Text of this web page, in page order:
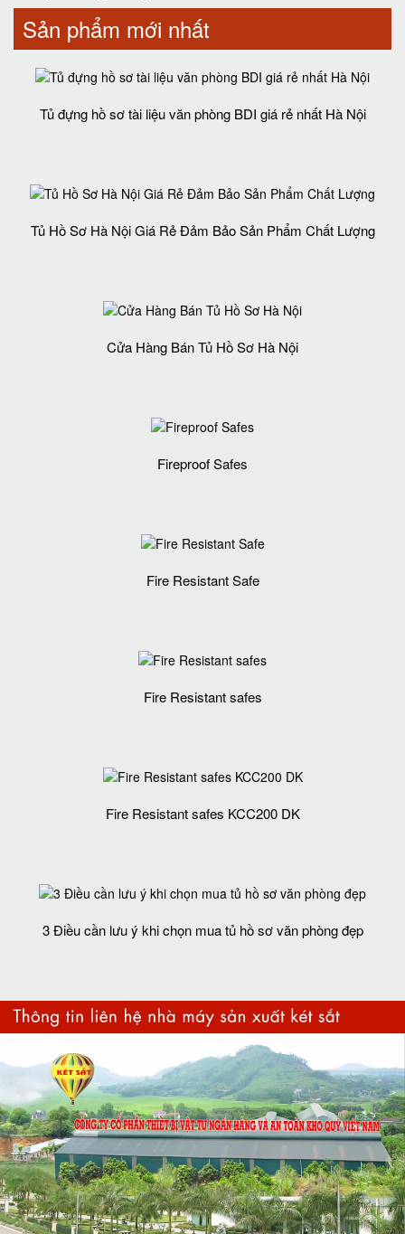
Sản phẩm mới nhất
Tủ đựng hồ sơ tài liệu văn phòng BDI giá rẻ nhất Hà Nội
Tủ Hồ Sơ Hà Nội Giá Rẻ Đảm Bảo Sản Phẩm Chất Lượng‎
Cửa Hàng Bán Tủ Hồ Sơ Hà Nội
Fireproof Safes
Fire Resistant Safe
Fire Resistant safes
Fire Resistant safes KCC200 DK
3 Điều cần lưu ý khi chọn mua tủ hồ sơ văn phòng đẹp